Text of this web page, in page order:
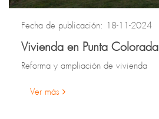
Fecha de publicación: 18-11-2024
Vivienda en Punta Colorada
Reforma y ampliación de vivienda
Ver más